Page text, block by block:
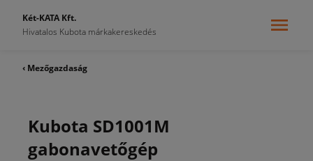
Két-KATA Kft.
Hivatalos Kubota márkakereskedés
‹ Mezőgazdaság
Kubota SD1001M
gabonavetőgép